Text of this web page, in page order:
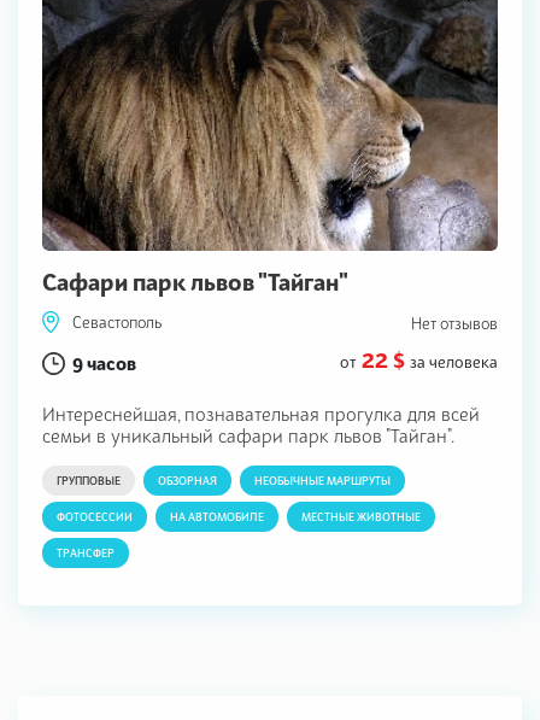
Сафари парк львов "Тайган"
Севастополь Нет отзывов
9 часов от 22 $ за человека
Интереснейшая, познавательная прогулка для всей
семьи в уникальный сафари парк львов "Тайган".
ГРУППОВЫЕ ОБЗОРНАЯ НЕОБЫЧНЫЕ МАРШРУТЫ
ФОТОСЕССИИ НА АВТОМОБИЛЕ МЕСТНЫЕ ЖИВОТНЫЕ
ТРАНСФЕР